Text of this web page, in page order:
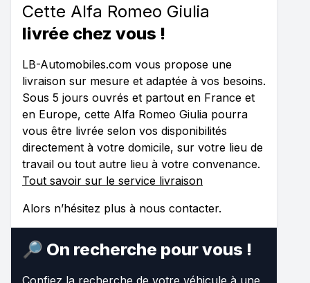
Cette Alfa Romeo Giulia
livrée chez vous !
LB-Automobiles.com vous propose une
livraison sur mesure et adaptée à vos besoins.
Sous 5 jours ouvrés et partout en France et
en Europe, cette Alfa Romeo Giulia pourra
vous être livrée selon vos disponibilités
directement à votre domicile, sur votre lieu de
travail ou tout autre lieu à votre convenance.
Tout savoir sur le service livraison
Alors n’hésitez plus à nous contacter.
🔎 On recherche pour vous !
Confiez la recherche de votre véhicule à une